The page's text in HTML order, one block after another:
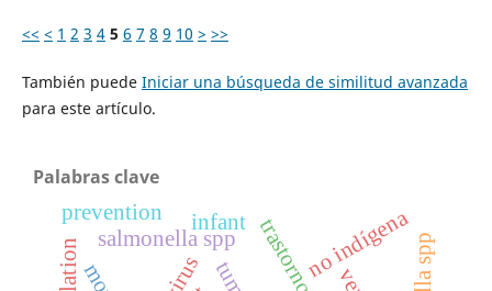
<< < 1 2 3 4 5 6 7 8 9 10 > >>
También puede Iniciar una búsqueda de similitud avanzada
para este artículo.
Palabras clave
no indígena
salmonella spp
infant
prevention